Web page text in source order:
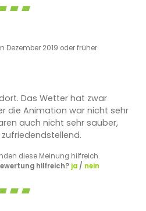
Dezember 2019 oder früher
Das Wetter hat zwar
die Animation war nicht sehr
auch nicht sehr sauber,
diese Meinung hilfreich.
hilfreich? ja/ nein